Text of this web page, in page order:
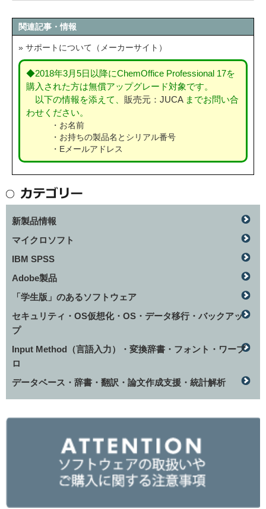
関連記事・情報
» サポートについて（メーカーサイト）
◆2018年3月5日以降にChemOffice Professional 17を
購入された方は無償アップグレード対象です。
以下の情報を添えて、 販売元：JUCA までお問い合
わせください。
・お名前
・お持ちの製品名とシリアル番号
・Eメールアドレス
新製品情報
マイクロソフト
IBM SPSS
Adobe製品
「学生版」のあるソフトウェア
セキュリティ・OS仮想化・OS・データ移行・バックアッ
プ
Input Method（言語入力）・変換辞書・フォント・ワープ
ロ
データベース・辞書・翻訳・論文作成支援・統計解析